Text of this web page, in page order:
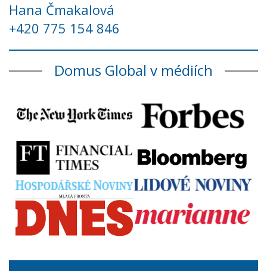
Hana Čmakalová
+420 775 154 846
Domus Global v médiích